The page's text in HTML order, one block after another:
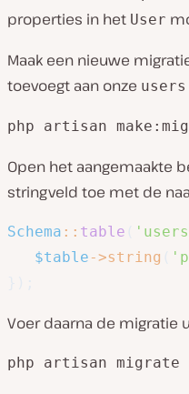
properties in het User
Maak een nieuwe
toevoegt aan onze users
php artisan
Open het aangemaakte
stringveld toe met de
Schema :: table
$table->string
Voer daarna de migratie
php artisan migrate